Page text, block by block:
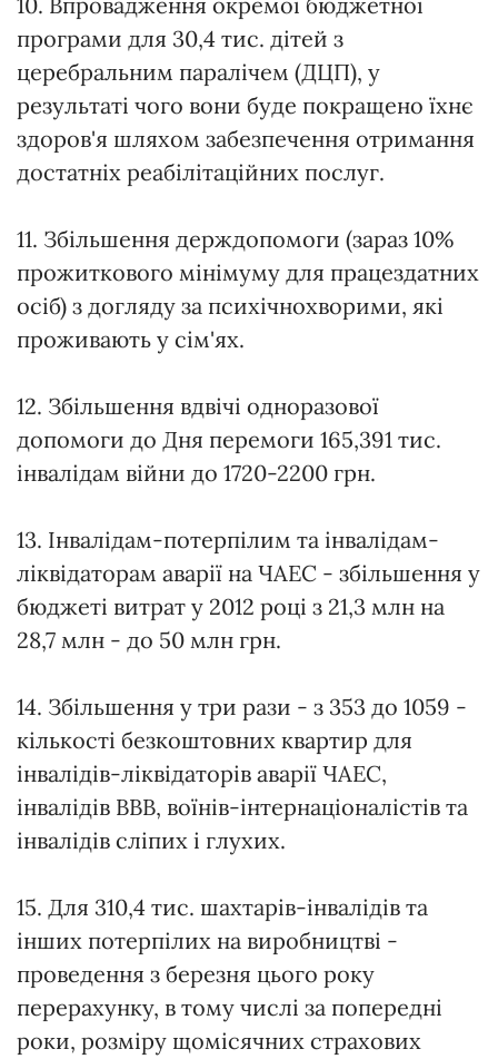
програми для 30,4 тис. дітей з
церебральним паралічем (ДЦП), у
результаті чого вони буде покращено їхнє
здоров'я шляхом забезпечення отримання
достатніх реабілітаційних послуг.
11. Збільшення держдопомоги (зараз 10%
прожиткового мінімуму для працездатних
осіб) з догляду за психічнохворими, які
проживають у сім'ях.
12. Збільшення вдвічі одноразової
допомоги до Дня перемоги 165,391 тис.
інвалідам війни до 1720-2200 грн.
13. Інвалідам-потерпілим та інвалідам-
ліквідаторам аварії на ЧАЕС - збільшення у
бюджеті витрат у 2012 році з 21,3 млн на
28,7 млн - до 50 млн грн.
14. Збільшення у три рази - з 353 до 1059 -
кількості безкоштовних квартир для
інвалідів-ліквідаторів аварії ЧАЕС,
інвалідів ВВВ, воїнів-інтернаціоналістів та
інвалідів сліпих і глухих.
15. Для 310,4 тис. шахтарів-інвалідів та
інших потерпілих на виробництві -
проведення з березня цього року
перерахунку, в тому числі за попередні
роки, розміру щомісячних страхових